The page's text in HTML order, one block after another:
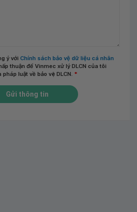
ý với Chính sách bảo vệ dữ liệu cá nhân
thuận để Vinmec xử lý DLCN của tôi
luật về bảo vệ DLCN. *
Gửi thông tin